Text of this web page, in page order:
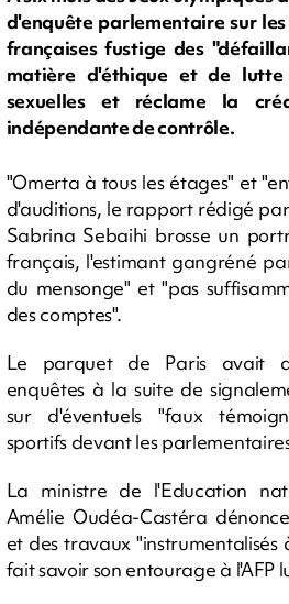
d'enquête parlementaire sur
françaises fustige des
matière d'éthique et de lutte
sexuelles et réclame la
indépendante de contrôle.
"Omerta à tous les étages" et
d'auditions, le rapport rédigé
Sabrina Sebaihi brosse un
français, l'estimant gangréné
du mensonge" et "pas
des comptes".
Le parquet de Paris avait
enquêtes à la suite de
sur d'éventuels "faux
sportifs devant les
La ministre de l'Education
Amélie Oudéa-Castéra
et des travaux "instrumentalisés
fait savoir son entourage à l'AFP